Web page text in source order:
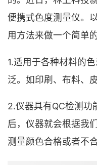
便携式色度测量仪。
用方法来做一个简单
1.适用于各种材料的
泛。如印刷、布料、
2.仪器具有QC检测功
后，仪器就会根据我
测量颜色合格或者不合